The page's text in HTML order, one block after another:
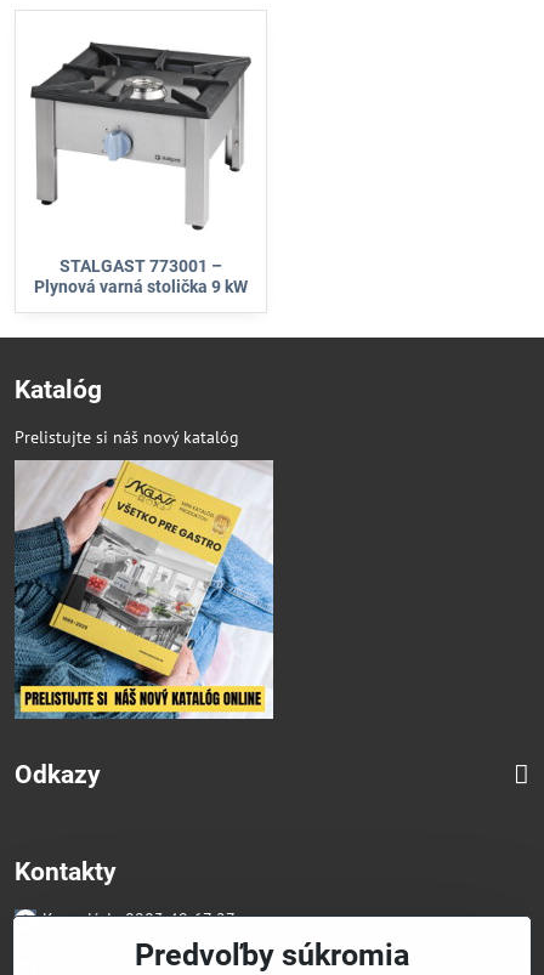
STALGAST 773001 –
Plynová varná stolička 9 kW
Katalóg
Prelistujte si náš nový katalóg
Odkazy
Kontakty
Kancelária 0903 49 67 27
Faktúry/Reklamácia 0914 27 44 27
Email skglass@skglass.sk
Predvoľby súkromia